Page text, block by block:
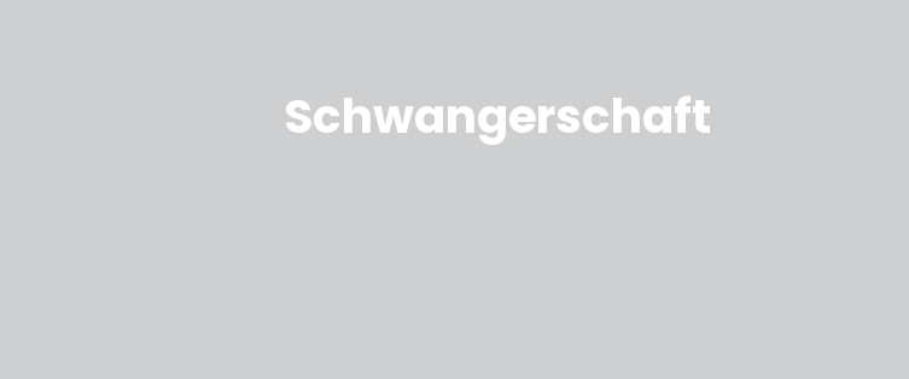
Schwangerschaft